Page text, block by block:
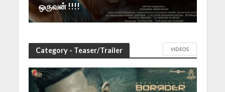
ஒருவன் !!!!
Category - Teaser/Trailer VIDEOS